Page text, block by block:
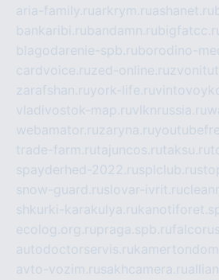
aria-family.ruarkrym.ruashanet.ru
bankaribi.rubandamn.ru
blagodarenie-spb.ruborodino-
cardvoice.ruzed-online.ru
zarafshan.ruyork-life.ru
vladivostok-map.ruvlknrussia.ru
webamator.ruzaryna.ru
trade-farm.rutajuncos.rutaksu.ru
spayderhed-2022.rusplclub.ru
snow-guard.ruslovar-ivrit.ru
shkurki-karakulya.ru
ecolog.org.rupraga.spb.ru
autodoctorservis.ru
avto-vozim.rusakhcamera.ru